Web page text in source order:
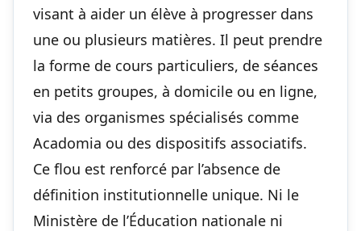
visant à aider un élève à progresser dans
une ou plusieurs matières. Il peut prendre
la forme de cours particuliers, de séances
en petits groupes, à domicile ou en ligne,
via des organismes spécialisés comme
Acadomia ou des dispositifs associatifs.
Ce flou est renforcé par l’absence de
définition institutionnelle unique. Ni le
Ministère de l’Éducation nationale ni